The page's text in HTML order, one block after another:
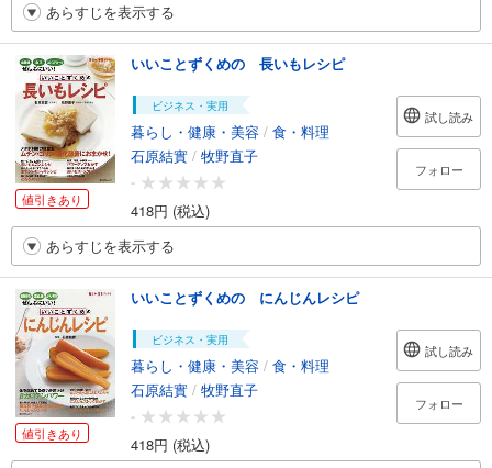
あらすじを表示する
値引きあり
いいことずくめの 長いもレシピ
ビジネス・実用
暮らし・健康・美容 / 食・料理
石原結實 / 牧野直子
-
418円 (税込)
試し読み
フォロー
あらすじを表示する
値引きあり
いいことずくめの にんじんレシピ
ビジネス・実用
暮らし・健康・美容 / 食・料理
石原結實 / 牧野直子
-
418円 (税込)
試し読み
フォロー